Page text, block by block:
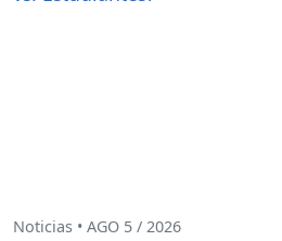
Noticias • AGO 5 / 2026